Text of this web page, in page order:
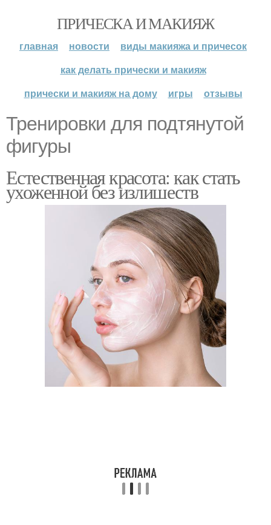
ПРИЧЕСКА И МАКИЯЖ
главная новости
виды макияжа и причесок
как делать прически и макияж
прически и макияж на дому
игры отзывы
Тренировки для подтянутой
фигуры
Естественная красота: как стать
ухоженной без излишеств